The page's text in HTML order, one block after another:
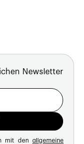
Newsletter
mit den allgemeine